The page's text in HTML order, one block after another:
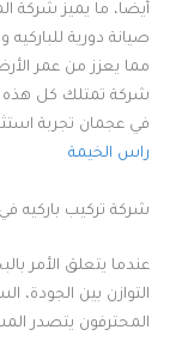
أيضًا، ما يميز شركة
صيانة دورية
مما يعزز من عمر
شركة تمتلك كل هذه
في عجمان تجربة
راس الخيمة
شركة تركيب باركيه
عندما يتعلق الأمر
التوازن بين الجودة،
المحترفون يتصدر